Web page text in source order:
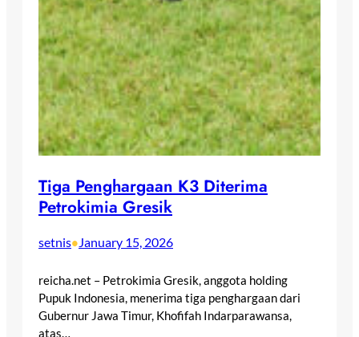
Tiga Penghargaan K3 Diterima
Petrokimia Gresik
setnis•January 15, 2026
reicha.net – Petrokimia Gresik, anggota holding
Pupuk Indonesia, menerima tiga penghargaan dari
Gubernur Jawa Timur, Khofifah Indarparawansa,
atas…